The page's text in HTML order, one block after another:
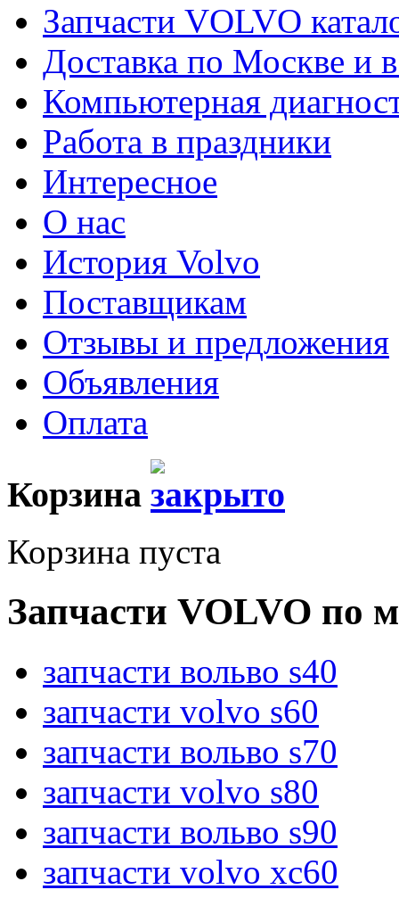
Запчасти VOLVO
Доставка по Москве и
Компьютерная
Работа в праздники
Интересное
О нас
История Volvo
Поставщикам
Отзывы и предложения
Объявления
Оплата
Корзина
Корзина пуста
Запчасти VOLVO по
запчасти вольво s40
запчасти volvo s60
запчасти вольво s70
запчасти volvo s80
запчасти вольво s90
запчасти volvo xc60